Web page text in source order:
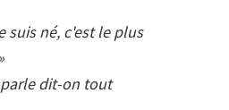
suis né, c'est le plus
dit-on tout